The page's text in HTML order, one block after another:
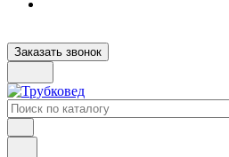
Заказать звонок